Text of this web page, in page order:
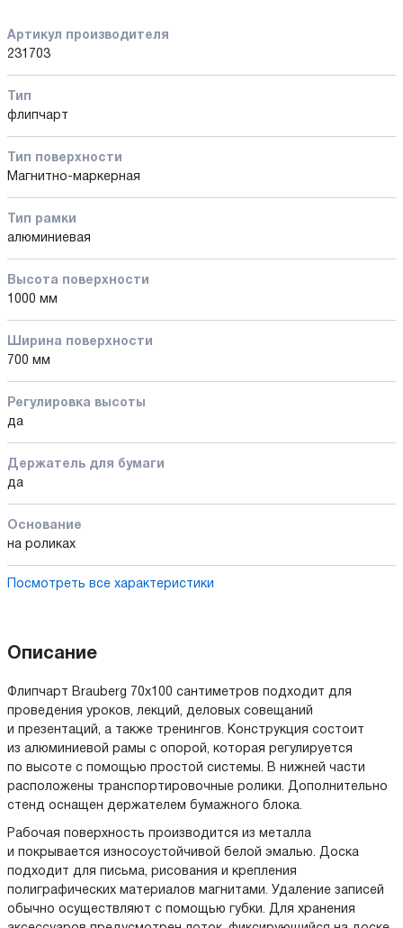
Артикул производителя
231703
Тип
флипчарт
Тип поверхности
Магнитно-маркерная
Тип рамки
алюминиевая
Высота поверхности
1000 мм
Ширина поверхности
700 мм
Регулировка высоты
да
Держатель для бумаги
да
Основание
на роликах
Посмотреть все характеристики
Описание
Флипчарт Brauberg 70x100 сантиметров подходит для
проведения уроков, лекций, деловых совещаний
и презентаций, а также тренингов. Конструкция состоит
из алюминиевой рамы с опорой, которая регулируется
по высоте с помощью простой системы. В нижней части
расположены транспортировочные ролики. Дополнительно
стенд оснащен держателем бумажного блока.
Рабочая поверхность производится из металла
и покрывается износоустойчивой белой эмалью. Доска
подходит для письма, рисования и крепления
полиграфических материалов магнитами. Удаление записей
обычно осуществляют с помощью губки. Для хранения